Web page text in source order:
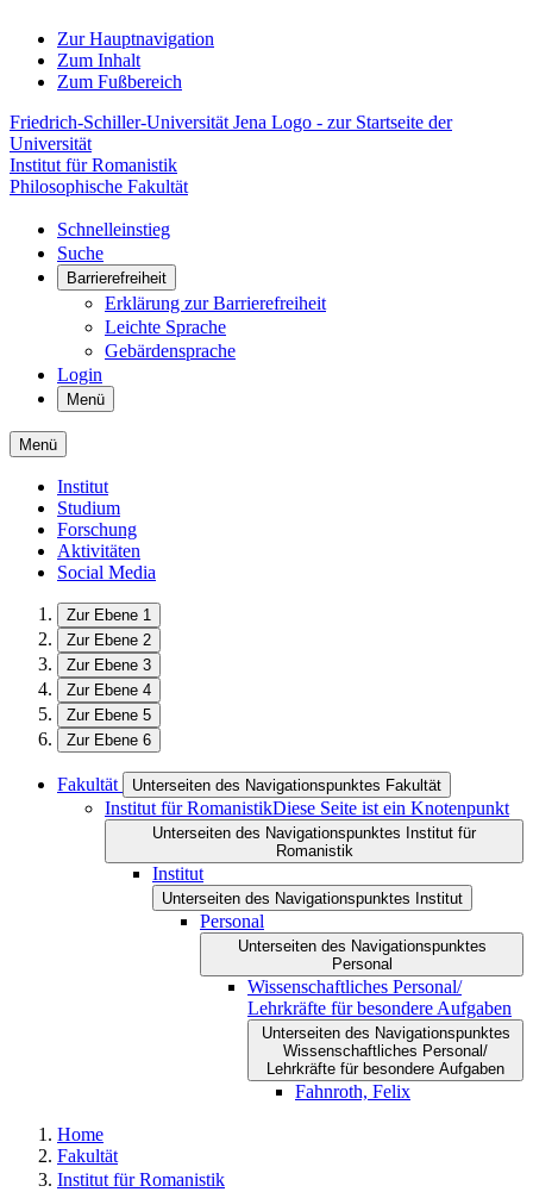
Zur Hauptnavigation
Zum Inhalt
Zum Fußbereich
Friedrich-Schiller-Universität Jena Logo - zur Startseite der
Universität
Institut für Romanistik
Philosophische Fakultät
Schnelleinstieg
Suche
Barrierefreiheit
Erklärung zur Barrierefreiheit
Leichte Sprache
Gebärdensprache
Login
Menü
Menü
Institut
Studium
Forschung
Aktivitäten
Social Media
Zur Ebene 1
Zur Ebene 2
Zur Ebene 3
Zur Ebene 4
Zur Ebene 5
Zur Ebene 6
Fakultät Unterseiten des Navigationspunktes Fakultät
Institut für RomanistikDiese Seite ist ein Knotenpunkt
Unterseiten des Navigationspunktes Institut für
Romanistik
Institut
Unterseiten des Navigationspunktes Institut
Personal
Unterseiten des Navigationspunktes
Personal
Wissenschaftliches Personal/
Lehrkräfte für besondere Aufgaben
Unterseiten des Navigationspunktes
Wissenschaftliches Personal/
Lehrkräfte für besondere Aufgaben
Fahnroth, Felix
Home
Fakultät
Institut für Romanistik